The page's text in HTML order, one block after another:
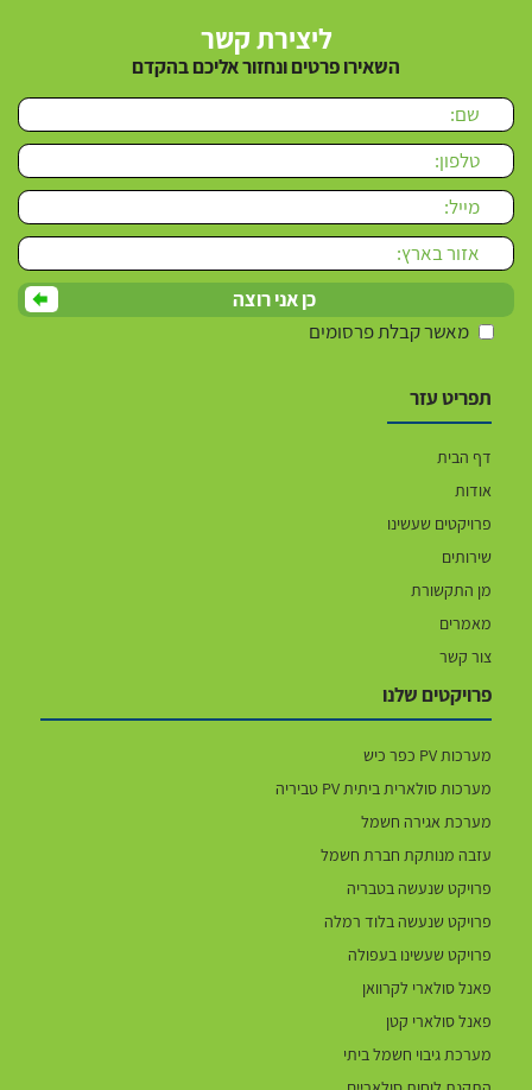
ליצירת קשר
השאירו פרטים ונחזור אליכם בהקדם
Please leave this field empty.
מאשר קבלת פרסומים
תפריט עזר
דף הבית
אודות
פרויקטים שעשינו
שירותים
מן התקשורת
מאמרים
צור קשר
פרויקטים שלנו
מערכות PV כפר כיש
מערכות סולארית ביתית PV טביריה
מערכת אגירה חשמל
עזבה מנותקת חברת חשמל
פרויקט שנעשה בטבריה
פרויקט שנעשה בלוד רמלה
פרויקט שעשינו בעפולה
פאנל סולארי לקרוואן
פאנל סולארי קטן
מערכת גיבוי חשמל ביתי